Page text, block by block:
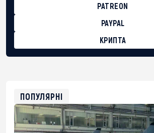
PATREON
PAYPAL
КРИПТА
0xfD02863D3289416fcF50975c9DFda13623f97758
ПОПУЛЯРНІ